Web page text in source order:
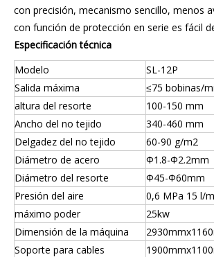
con precisión, mecanismo sencillo, menos
con función de protección en serie es fácil
Especificación técnica
Modelo
SL-12P
Salida máxima
≤75 bobinas/
altura del resorte
100-150 mm
Ancho del no tejido
340-460 mm
Delgadez del no tejido
60-90 g/m2
Diámetro de acero
Φ1.8-Φ2.2mm
Diámetro del resorte
Φ45-Φ60mm
Presión del aire
0,6 MPa 15 l/
máximo poder
25kw
Dimensión de la máquina
Soporte para cables